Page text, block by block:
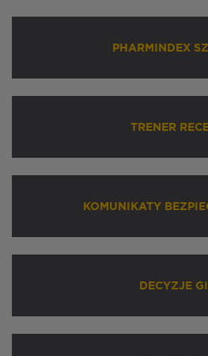
PHARMINDEX
TRENER
KOMUNIKATY
DECYZJE